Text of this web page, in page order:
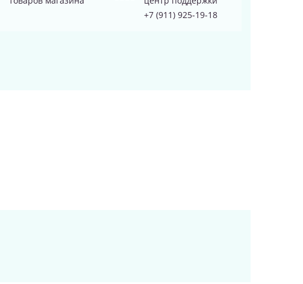
+7 (911) 925-19-18